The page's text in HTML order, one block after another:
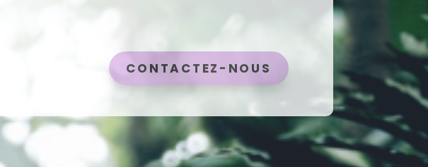
CONTACTEZ-NOUS